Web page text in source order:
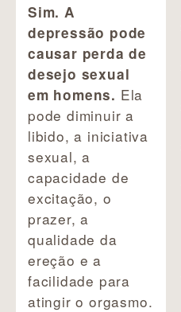
Sim. A
depressão pode
causar perda de
desejo sexual
em homens. Ela
pode diminuir a
libido, a iniciativa
sexual, a
capacidade de
excitação, o
prazer, a
qualidade da
ereção e a
facilidade para
atingir o orgasmo.